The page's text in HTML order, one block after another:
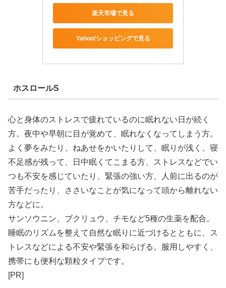
楽天市場で見る
Yahoo!ショッピングで見る
ホスロールS
心と身体のストレスで疲れているのに眠れない日が続く
方。夜中や早朝に目が覚めて、眠れなくなってしまう方。
よく夢をみたり、ねあせをかいたりして、眠りが浅く、寝
不足感が残って、日中眠くてこまる方、ストレスなどでい
つも不安を感じていたり、緊張の強い方、人前に出るのが
苦手だったり、ささいなことが気になって頭から離れない
方などに。
サンソウニン、ブクリュウ、チモなど5種の生薬を配合。
睡眠のリズムを整えて自然な眠りに近づけるとともに、ス
トレスなどによる不安や緊張を和らげる。服用しやすく、
携帯にも便利な顆粒タイプです。
[PR]